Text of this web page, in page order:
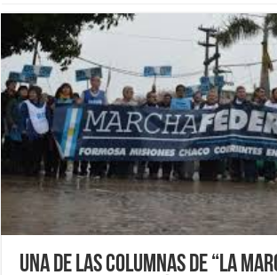
Una de las columnas de “La